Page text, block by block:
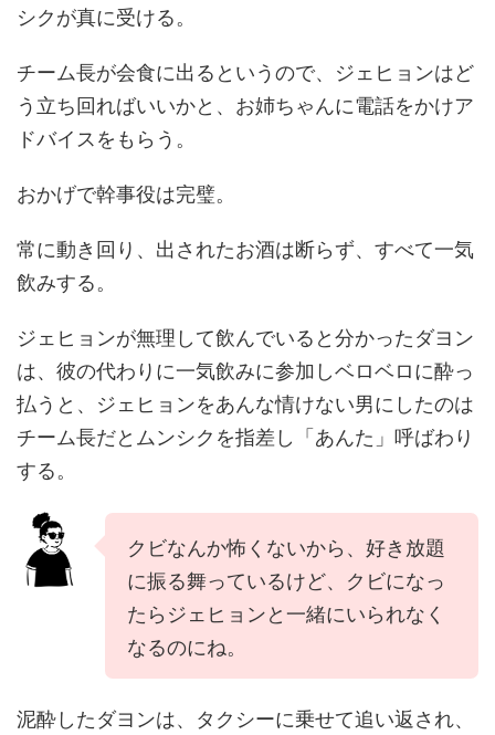
シクが真に受ける。
チーム長が会食に出るというので、ジェヒョンはど
う立ち回ればいいかと、お姉ちゃんに電話をかけア
ドバイスをもらう。
おかげで幹事役は完璧。
常に動き回り、出されたお酒は断らず、すべて一気
飲みする。
ジェヒョンが無理して飲んでいると分かったダヨン
は、彼の代わりに一気飲みに参加しベロベロに酔っ
払うと、ジェヒョンをあんな情けない男にしたのは
チーム長だとムンシクを指差し「あんた」呼ばわり
する。
クビなんか怖くないから、好き放題
に振る舞っているけど、クビになっ
たらジェヒョンと一緒にいられなく
なるのにね。
泥酔したダヨンは、タクシーに乗せて追い返され、